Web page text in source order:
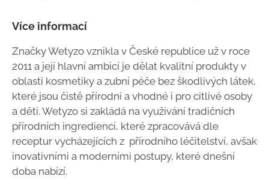
Více informací
Značky Wetyzo vznikla v České republice už v roce
2011 a její hlavní ambicí je dělat kvalitní produkty v
oblasti kosmetiky a zubní péče bez škodlivých látek,
které jsou čistě přírodní a vhodné i pro citlivé osoby
a děti. Wetyzo si zakládá na využívání tradičních
přírodních ingrediencí, které zpracovává dle
receptur vycházejících z přírodního léčitelství, avšak
inovativními a moderními postupy, které dnešní
doba nabízí.